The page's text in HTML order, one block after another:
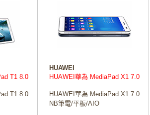
T1 8.0
T1 8.0
HUAWEI
HUAWEI華為 MediaPad X1 7.0
HUAWEI華為 MediaPad X1 7.0
NB筆電/平板/AIO